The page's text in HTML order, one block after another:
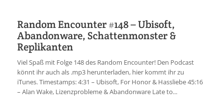
Random Encounter #148 – Ubisoft,
Abandonware, Schattenmonster &
Replikanten
Viel Spaß mit Folge 148 des Random Encounter! Den Podcast
könnt ihr auch als .mp3 herunterladen, hier kommt ihr zu
iTunes. Timestamps: 4:31 – Ubisoft, For Honor & Hassliebe 45:16
– Alan Wake, Lizenzprobleme & Abandonware Late to...